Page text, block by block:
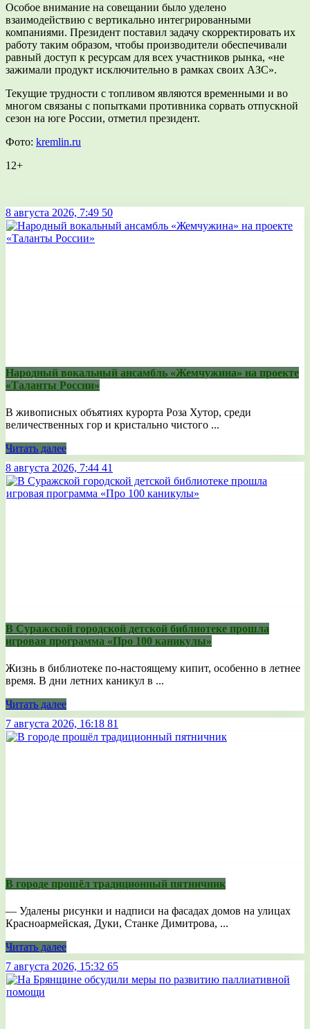
Особое внимание на совещании было уделено
взаимодействию с вертикально интегрированными
компаниями. Президент поставил задачу скорректировать их
работу таким образом, чтобы производители обеспечивали
равный доступ к ресурсам для всех участников рынка, «не
зажимали продукт исключительно в рамках своих АЗС».
Текущие трудности с топливом являются временными и во
многом связаны с попытками противника сорвать отпускной
сезон на юге России, отметил президент.
Фото: kremlin.ru
12+
8 августа 2026, 7:49 50
Народный вокальный ансамбль «Жемчужина» на проекте
«Таланты России»
В живописных объятиях курорта Роза Хутор, среди
величественных гор и кристально чистого ...
Читать далее
8 августа 2026, 7:44 41
В Суражской городской детской библиотеке прошла
игровая программа «Про 100 каникулы»
Жизнь в библиотеке по-настоящему кипит, особенно в летнее
время. В дни летних каникул в ...
Читать далее
7 августа 2026, 16:18 81
В городе прошёл традиционный пятничник
— Удалены рисунки и надписи на фасадах домов на улицах
Красноармейская, Дуки, Станке Димитрова, ...
Читать далее
7 августа 2026, 15:32 65